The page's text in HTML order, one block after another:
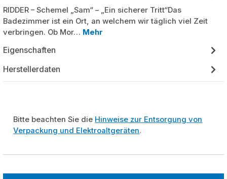
RIDDER – Schemel „Sam“ – „Ein sicherer Tritt“Das
Badezimmer ist ein Ort, an welchem wir täglich viel Zeit
verbringen. Ob Mor… Mehr
Eigenschaften
Herstellerdaten
Bitte beachten Sie die Hinweise zur Entsorgung von
Verpackung und Elektroaltgeräten.